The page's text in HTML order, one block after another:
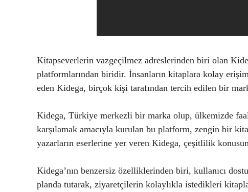
Kitapseverlerin vazgeçilmez adreslerinden biri olan
platformlarından biridir. İnsanların kitaplara kolay
eden Kidega, birçok kişi tarafından tercih edilen bir
Kidega, Türkiye merkezli bir marka olup, ülkemizde
karşılamak amacıyla kurulan bu platform, zengin bir
yazarların eserlerine yer veren Kidega, çeşitlilik
Kidega’nın benzersiz özelliklerinden biri, kullanıcı
planda tutarak, ziyaretçilerin kolaylıkla istedikleri